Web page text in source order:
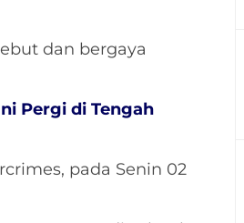
dan bergaya
Pergi di Tengah
pada Senin 02